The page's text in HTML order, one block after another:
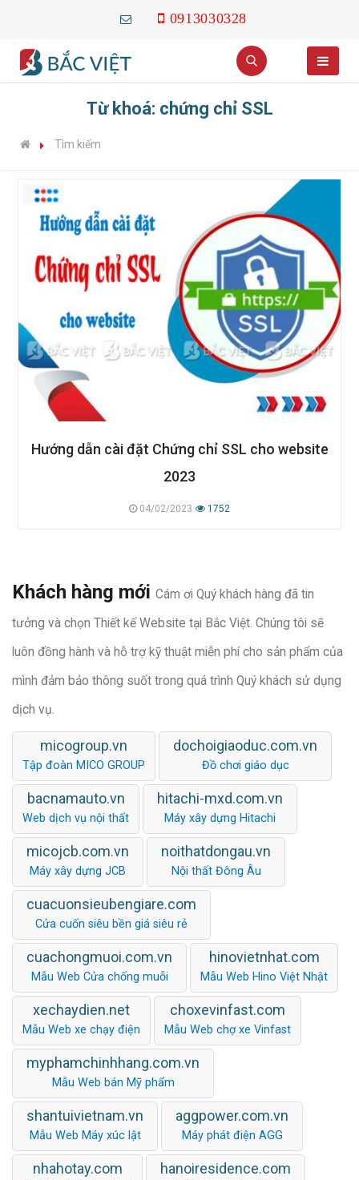
0913030328
Từ khoá: chứng chỉ SSL
Tìm kiếm
Hướng dẫn cài đặt Chứng chỉ SSL cho website
2023
04/02/2023 1752
Khách hàng mới Cám ơi Quý khách hàng đã tin
tưởng và chọn Thiết kế Website tại Bắc Việt. Chúng tôi sẽ
luôn đồng hành và hỗ trợ kỹ thuật miễn phí cho sản phẩm của
mình đảm bảo thông suốt trong quá trình Quý khách sử dụng
dịch vụ.
micogroup.vn
Tập đoàn MICO GROUP
dochoigiaoduc.com.vn
Đồ chơi giáo dục
bacnamauto.vn
Web dịch vụ nội thất
hitachi-mxd.com.vn
Máy xây dựng Hitachi
micojcb.com.vn
Máy xây dựng JCB
noithatdongau.vn
Nội thất Đông Âu
cuacuonsieubengiare.com
Cửa cuốn siêu bền giá siêu rẻ
cuachongmuoi.com.vn
Mẫu Web Cửa chống muỗi
hinovietnhat.com
Mẫu Web Hino Việt Nhật
xechaydien.net
Mẫu Web xe chạy điện
choxevinfast.com
Mẫu Web chợ xe Vinfast
myphamchinhhang.com.vn
Mẫu Web bán Mỹ phẩm
shantuivietnam.vn
Mẫu Web Máy xúc lật
aggpower.com.vn
Máy phát điện AGG
nhahotay.com hanoiresidence.com